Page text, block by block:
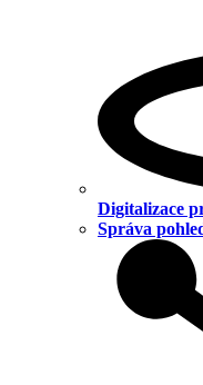
Digitalizace
Správa